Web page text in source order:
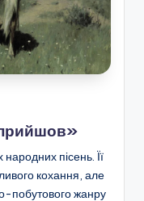
прийшов»
пісень. Її
кохання, але
побутового жанру